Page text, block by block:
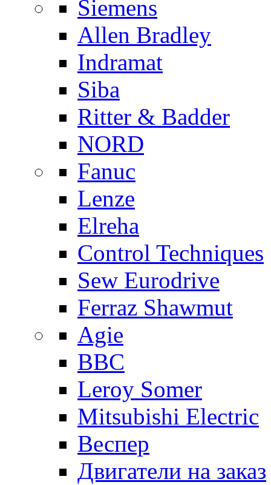
Siemens
Allen Bradley
Indramat
Siba
Ritter & Badder
NORD
Fanuc
Lenze
Elreha
Control Techniques
Sew Eurodrive
Ferraz Shawmut
Agie
BBC
Leroy Somer
Mitsubishi Electric
Веспер
Двигатели на заказ